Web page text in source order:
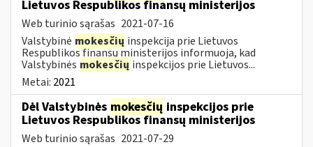
Lietuvos Respublikos finansų ministerijos
Web turinio sąrašas 2021-07-16
Valstybinė mokesčių inspekcija prie Lietuvos
Respublikos finansų ministerijos informuoja, kad
Valstybinės mokesčių inspekcijos prie Lietuvos...
Metai: 2021
Dėl Valstybinės mokesčių inspekcijos prie
Lietuvos Respublikos finansų ministerijos
Web turinio sąrašas 2021-07-29